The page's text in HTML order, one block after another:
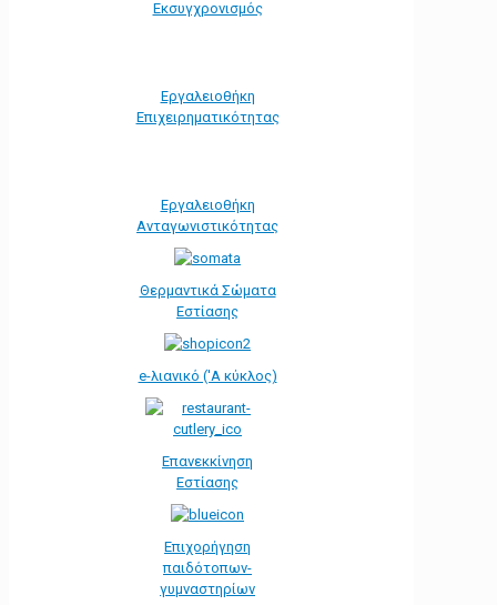
Εκσυγχρονισμός
Εργαλειοθήκη
Eπιχειρηματικότητας
Εργαλειοθήκη
Ανταγωνιστικότητας
Θερμαντικά Σώματα
Εστίασης
e-λιανικό ('Α κύκλος)
Επανεκκίνηση
Εστίασης
Επιχορήγηση
παιδότοπων-
γυμναστηρίων